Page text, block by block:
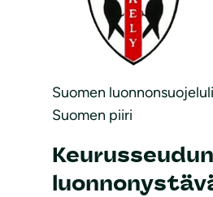
Suomen
Suomen piiri
Keurusseudun